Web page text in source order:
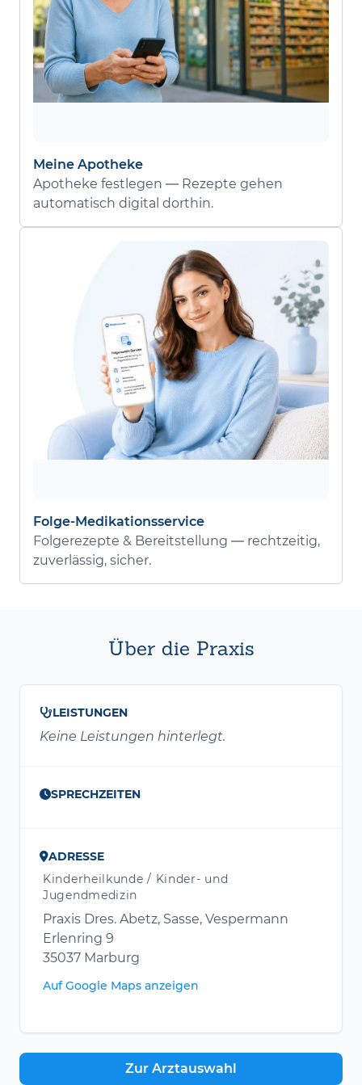
Meine Apotheke
Apotheke festlegen — Rezepte gehen
automatisch digital dorthin.
Folge-Medikationsservice
Folgerezepte & Bereitstellung — rechtzeitig,
zuverlässig, sicher.
Über die Praxis
LEISTUNGEN
Keine Leistungen hinterlegt.
SPRECHZEITEN
ADRESSE
Kinderheilkunde / Kinder- und
Jugendmedizin
Praxis Dres. Abetz, Sasse, Vespermann
Erlenring 9
35037 Marburg
Auf Google Maps anzeigen
Zur Arztauswahl